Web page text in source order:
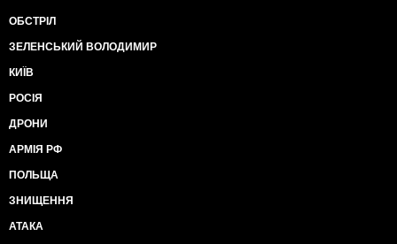
ОБСТРІЛ
ЗЕЛЕНСЬКИЙ ВОЛОДИМИР
КИЇВ
РОСІЯ
ДРОНИ
АРМІЯ РФ
ПОЛЬЩА
ЗНИЩЕННЯ
АТАКА